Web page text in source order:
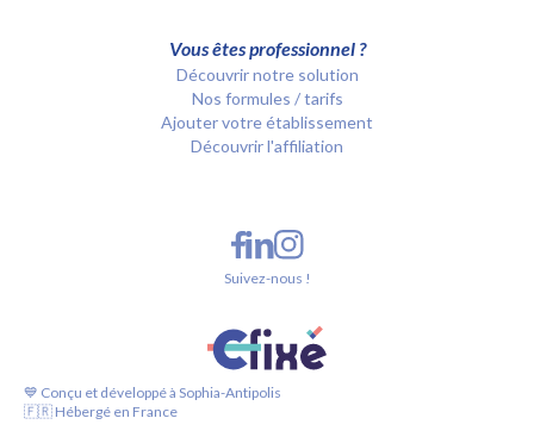
Vous êtes professionnel ?
Découvrir notre solution
Nos formules / tarifs
Ajouter votre établissement
Découvrir l'affiliation
💙 Conçu et développé à Sophia-Antipolis
🇫🇷 Hébergé en France
Suivez-nous !